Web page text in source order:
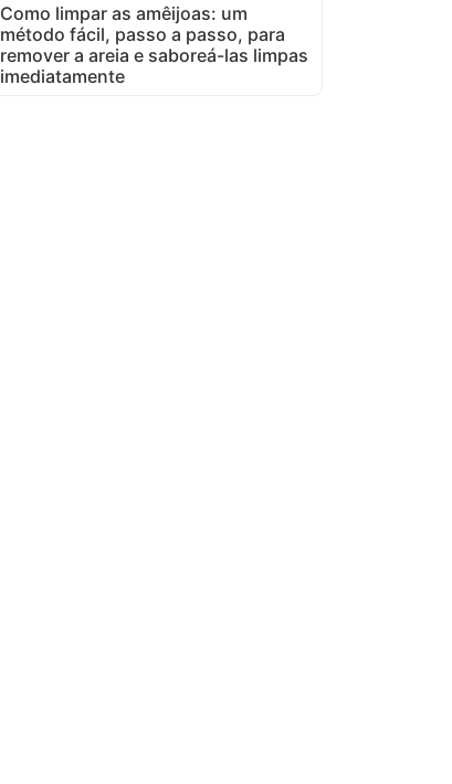
Como limpar as amêijoas: um
método fácil, passo a passo, para
remover a areia e saboreá-las limpas
imediatamente